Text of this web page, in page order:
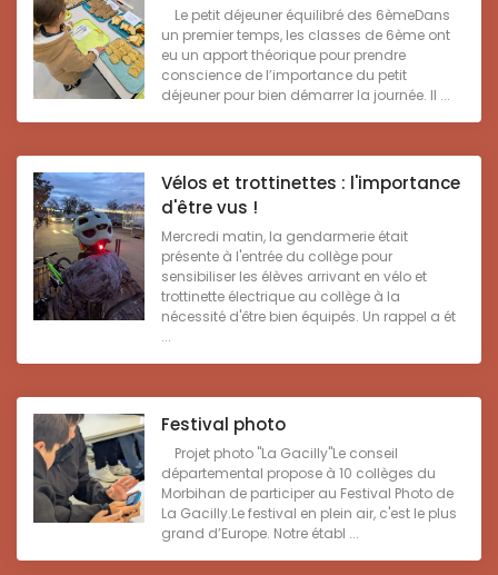
Le petit déjeuner équilibré des 6èmeDans
un premier temps, les classes de 6ème ont
eu un apport théorique pour prendre
conscience de l’importance du petit
déjeuner pour bien démarrer la journée. Il ...
Vélos et trottinettes : l'importance
d'être vus !
Mercredi matin, la gendarmerie était
présente à l'entrée du collège pour
sensibiliser les élèves arrivant en vélo et
trottinette électrique au collège à la
nécessité d'être bien équipés. Un rappel a ét
...
Festival photo
Projet photo "La Gacilly"Le conseil
départemental propose à 10 collèges du
Morbihan de participer au Festival Photo de
La Gacilly.Le festival en plein air, c'est le plus
grand d’Europe. Notre établ ...